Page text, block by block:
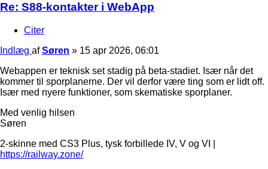
Re: S88-kontakter i WebApp
Citer
Indlæg afSøren » 15 apr 2026, 06:01
Webappen er teknisk set stadig på beta-stadiet. Især når det
kommer til sporplanerne. Der vil derfor være ting som er lidt off.
Især med nyere funktioner, som skematiske sporplaner.
Med venlig hilsen
Søren
2-skinne med CS3 Plus, tysk forbillede IV, V og VI |
https://railway.zone/